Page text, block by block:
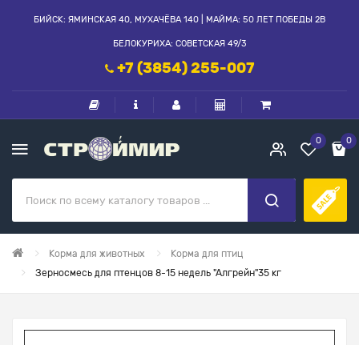
БИЙСК: ЯМИНСКАЯ 40, МУХАЧЁВА 140 | МАЙМА: 50 ЛЕТ ПОБЕДЫ 2В
БЕЛОКУРИХА: СОВЕТСКАЯ 49/3
+7 (3854) 255-007
0 0
Корма для животных
Корма для птиц
Зерносмесь для птенцов 8-15 недель "Алгрейн"35 кг